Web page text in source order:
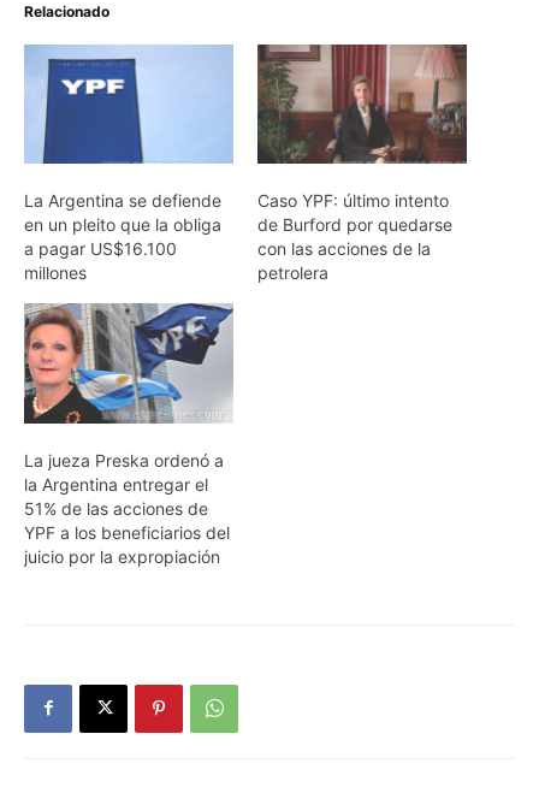
Relacionado
La Argentina se defiende
en un pleito que la obliga
a pagar US$16.100
millones
Caso YPF: último intento
de Burford por quedarse
con las acciones de la
petrolera
La jueza Preska ordenó a
la Argentina entregar el
51% de las acciones de
YPF a los beneficiarios del
juicio por la expropiación